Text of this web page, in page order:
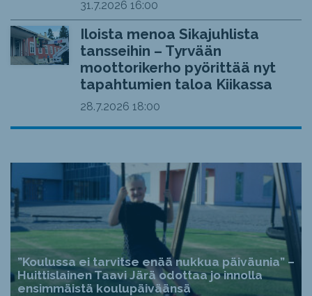
31.7.2026 16:00
Iloista menoa Sikajuhlista
tansseihin – Tyrvään
moottorikerho pyörittää nyt
tapahtumien taloa Kiikassa
28.7.2026 18:00
”Koulussa ei tarvitse enää nukkua päiväunia” –
Huittislainen Taavi Järä odottaa jo innolla
ensimmäistä koulupäiväänsä